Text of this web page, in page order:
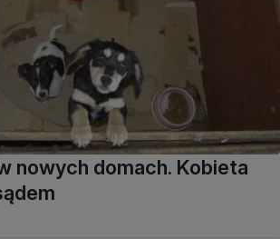
nowych domach. Kobieta